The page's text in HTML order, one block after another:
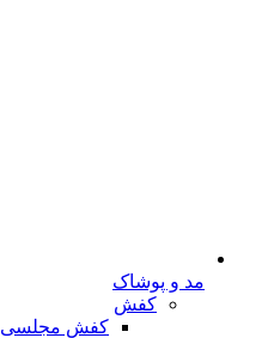
مد و پوشاک
کفش
کفش مجلسی